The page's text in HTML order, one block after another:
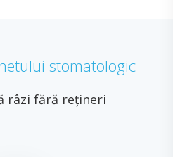
stomatologic
râzi fără rețineri